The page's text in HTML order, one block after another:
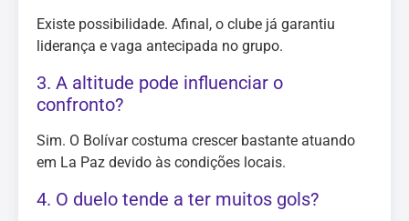
Existe possibilidade. Afinal, o clube já garantiu
liderança e vaga antecipada no grupo.
3. A altitude pode influenciar o
confronto?
Sim. O Bolívar costuma crescer bastante atuando
em La Paz devido às condições locais.
4. O duelo tende a ter muitos gols?